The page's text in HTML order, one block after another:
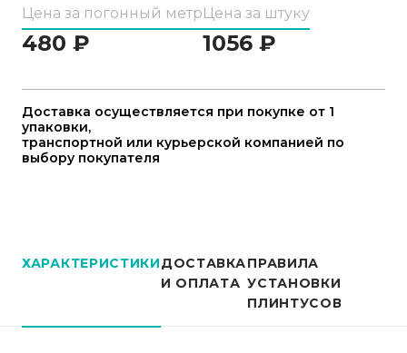
Цена за погонный метр
480 ₽
Цена за штуку
1056 ₽
Доставка осуществляется при покупке от 1
упаковки,
транспортной или курьерской компанией по
выбору покупателя
ХАРАКТЕРИСТИКИДОСТАВКА
И ОПЛАТА
ПРАВИЛА
УСТАНОВКИ
ПЛИНТУСОВ